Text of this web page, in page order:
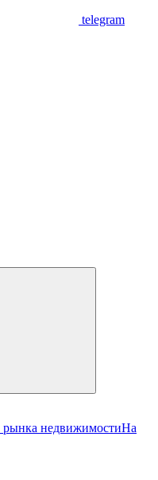
telegram
рынка недвижимостиНа